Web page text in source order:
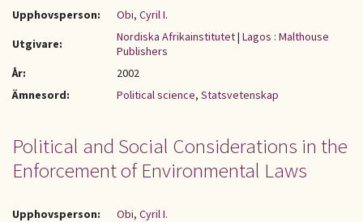
Upphovsperson:
Obi, Cyril I.
Utgivare:
Nordiska Afrikainstitutet| Lagos : Malthouse
Publishers
År:
2002
Ämnesord:
Political science, Statsvetenskap
Political and Social Considerations in the
Enforcement of Environmental Laws
Upphovsperson: Obi, Cyril I.